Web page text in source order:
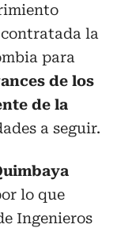
la
para
de los
de la
a seguir.
lo que
Ingenieros